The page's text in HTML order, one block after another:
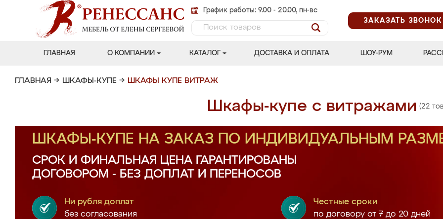
График работы: 9.00 - 20.00, пн-вс
ЗАКАЗАТЬ ЗВОНОК
ГЛАВНАЯ О КОМПАНИИ КАТАЛОГ ДОСТАВКА И ОПЛАТА ШОУ-РУМ
ГЛАВНАЯ → ШКАФЫ-КУПЕ → ШКАФЫ КУПЕ ВИТРАЖ
Шкафы-купе с витражами (22
ШКАФЫ-КУПЕ НА ЗАКАЗ ПО ИНДИВИДУАЛЬНЫМ
СРОК И ФИНАЛЬНАЯ ЦЕНА ГАРАНТИРОВАНЫ
ДОГОВОРОМ - БЕЗ ДОПЛАТ И ПЕРЕНОСОВ
Ни рубля доплат
без согласования
Честные сроки
по договору от 7 до 20 дней